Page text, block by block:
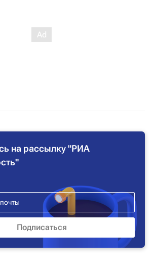
на рассылку "РИА